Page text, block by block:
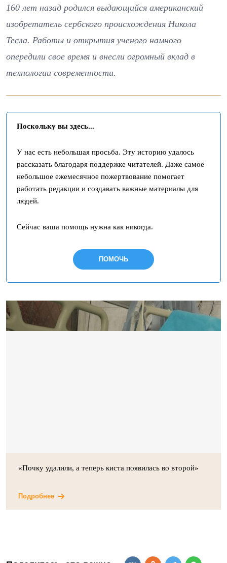
160 лет назад родился выдающийся американский
изобретатель сербского происхождения Никола
Тесла. Работы и открытия ученого намного
опередили свое время и внесли огромный вклад в
технологии современности.
Поскольку вы здесь...
У нас есть небольшая просьба. Эту историю удалось
рассказать благодаря поддержке читателей. Даже самое
небольшое ежемесячное пожертвование помогает
работать редакции и создавать важные материалы для
людей.
Сейчас ваша помощь нужна как никогда.
ПОМОЧЬ
«Почку удалили, а теперь киста появилась во второй»
Подробнее